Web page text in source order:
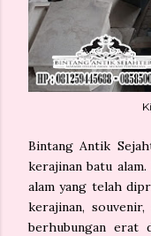
Bintang Antik
kerajinan batu
alam yang telah
kerajinan,
berhubungan erat